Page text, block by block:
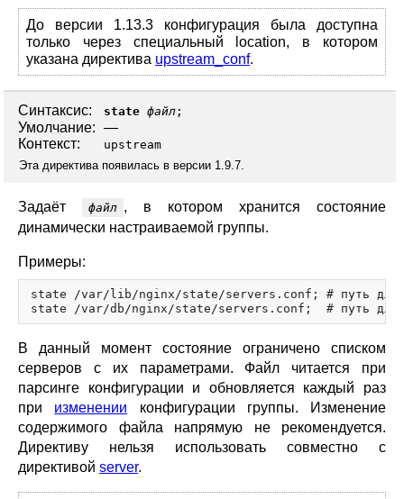
До версии 1.13.3 конфигурация была доступна
только через специальный location, в котором
указана директива upstream_conf.
Синтаксис: state файл ;
Умолчание: —
Контекст:
upstream
Эта директива появилась в версии 1.9.7.
Задаёт файл , в котором хранится состояние
динамически настраиваемой группы.
Примеры:
state /var/lib/nginx/state/servers.conf; # путь для
В данный момент состояние ограничено списком
серверов с их параметрами. Файл читается при
парсинге конфигурации и обновляется каждый раз
при изменении конфигурации группы. Изменение
содержимого файла напрямую не рекомендуется.
Директиву нельзя использовать совместно с
директивой server.